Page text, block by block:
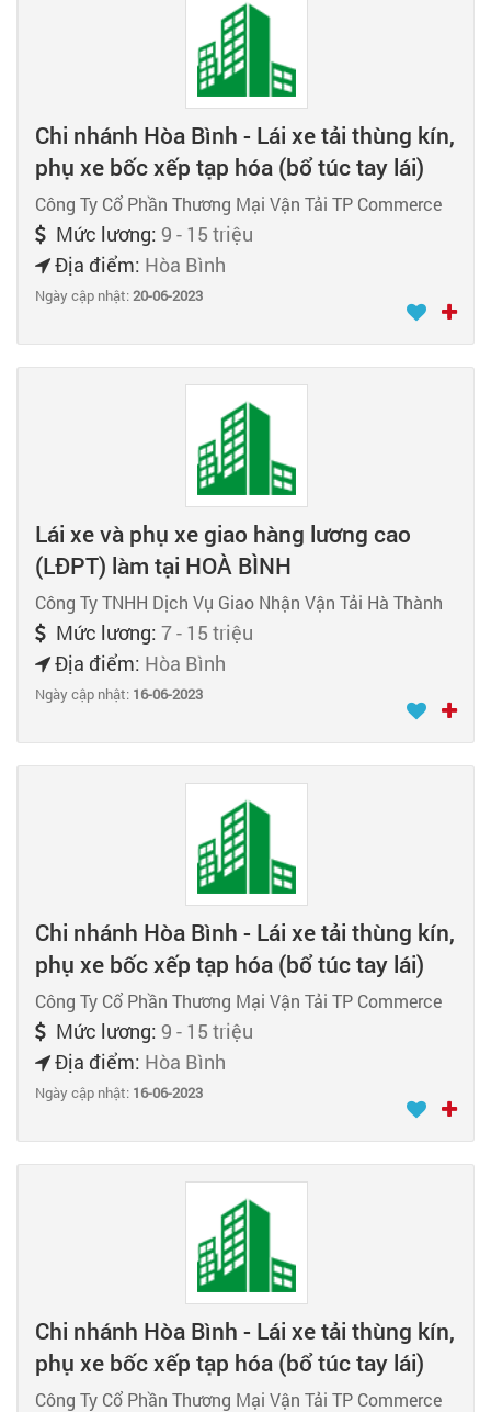
Chi nhánh Hòa Bình - Lái xe tải thùng kín,
phụ xe bốc xếp tạp hóa (bổ túc tay lái)
Công Ty Cổ Phần Thương Mại Vận Tải TP Commerce
Mức lương: 9 - 15 triệu
Địa điểm: Hòa Bình
Ngày cập nhật:20-06-2023
Lái xe và phụ xe giao hàng lương cao
(LĐPT) làm tại HOÀ BÌNH
Công Ty TNHH Dịch Vụ Giao Nhận Vận Tải Hà Thành
Mức lương: 7 - 15 triệu
Địa điểm: Hòa Bình
Ngày cập nhật: 16-06-2023
Chi nhánh Hòa Bình - Lái xe tải thùng kín,
phụ xe bốc xếp tạp hóa (bổ túc tay lái)
Công Ty Cổ Phần Thương Mại Vận Tải TP Commerce
Mức lương: 9 - 15 triệu
Địa điểm: Hòa Bình
Ngày cập nhật: 16-06-2023
Chi nhánh Hòa Bình - Lái xe tải thùng kín,
phụ xe bốc xếp tạp hóa (bổ túc tay lái)
Công Ty Cổ Phần Thương Mại Vận Tải TP Commerce